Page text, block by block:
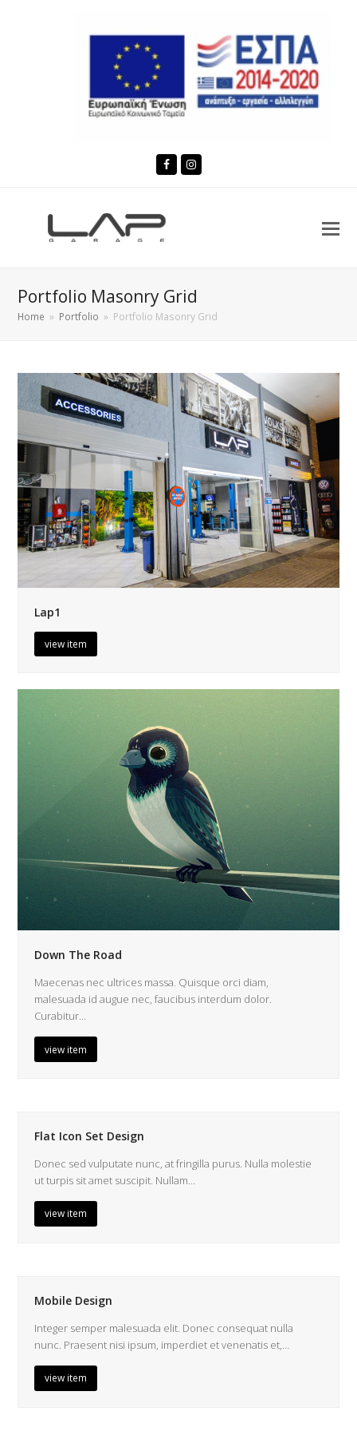
FacebookInstagram
Portfolio Masonry Grid
Home » Portfolio » Portfolio Masonry Grid
Lap1
view item
Down The Road
Maecenas nec ultrices massa. Quisque orci diam,
malesuada id augue nec, faucibus interdum dolor.
Curabitur…
view item
Flat Icon Set Design
Donec sed vulputate nunc, at fringilla purus. Nulla molestie
ut turpis sit amet suscipit. Nullam…
view item
Mobile Design
Integer semper malesuada elit. Donec consequat nulla
nunc. Praesent nisi ipsum, imperdiet et venenatis et,…
view item